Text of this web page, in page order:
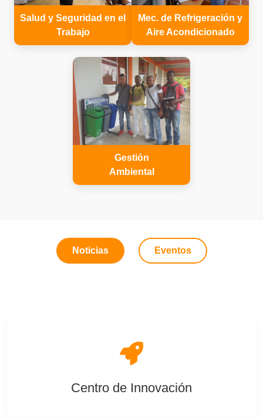
Salud y Seguridad en el
Trabajo
Mec. de Refrigeración y
Aire Acondicionado
Gestión
Ambiental
Noticias Eventos
Centro de Innovación